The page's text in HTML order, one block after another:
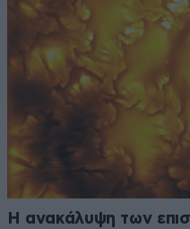
Η ανακάλυψη των